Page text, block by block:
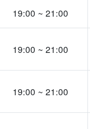
19:00 ~ 21:00
19:00 ~ 21:00
19:00 ~ 21:00